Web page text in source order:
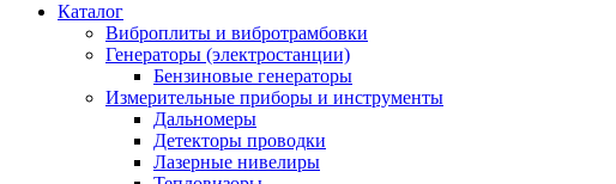
Каталог
Виброплиты и вибротрамбовки
Генераторы (электростанции)
Бензиновые генераторы
Измерительные приборы и инструменты
Дальномеры
Детекторы проводки
Лазерные нивелиры